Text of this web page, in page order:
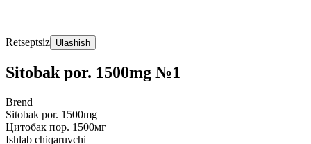
Retseptsiz Ulashish
Sitobak por. 1500mg №1
Brend
Sitobak por. 1500mg
Цитобак пор. 1500мг
Ishlab chiqaruvchi